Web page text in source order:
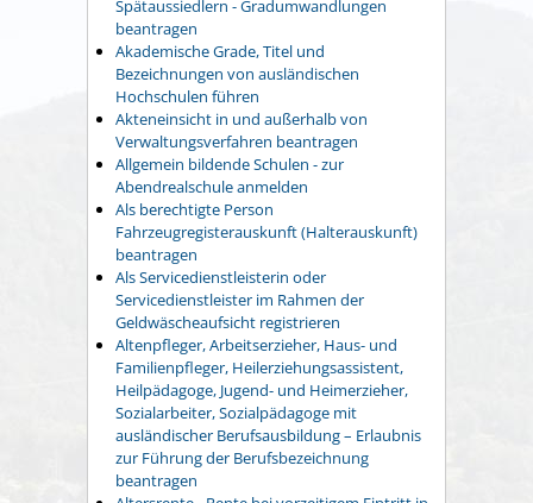
Spätaussiedlern - Gradumwandlungen
beantragen
Akademische Grade, Titel und
Bezeichnungen von ausländischen
Hochschulen führen
Akteneinsicht in und außerhalb von
Verwaltungsverfahren beantragen
Allgemein bildende Schulen - zur
Abendrealschule anmelden
Als berechtigte Person
Fahrzeugregisterauskunft (Halterauskunft)
beantragen
Als Servicedienstleisterin oder
Servicedienstleister im Rahmen der
Geldwäscheaufsicht registrieren
Altenpfleger, Arbeitserzieher, Haus- und
Familienpfleger, Heilerziehungsassistent,
Heilpädagoge, Jugend- und Heimerzieher,
Sozialarbeiter, Sozialpädagoge mit
ausländischer Berufsausbildung – Erlaubnis
zur Führung der Berufsbezeichnung
beantragen